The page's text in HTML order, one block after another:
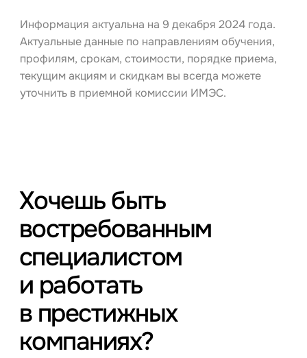
Информация актуальна на 9 декабря 2024 года.
Актуальные данные по направлениям обучения,
профилям, срокам, стоимости, порядке приема,
текущим акциям и скидкам вы всегда можете
уточнить в приемной комиссии ИМЭС.
Хочешь быть
востребованным
специалистом
и работать
в престижных
компаниях?